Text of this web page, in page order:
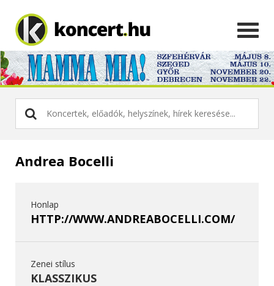
Andrea Bocelli
Honlap
HTTP://WWW.ANDREABOCELLI.COM/
Zenei stílus
KLASSZIKUS